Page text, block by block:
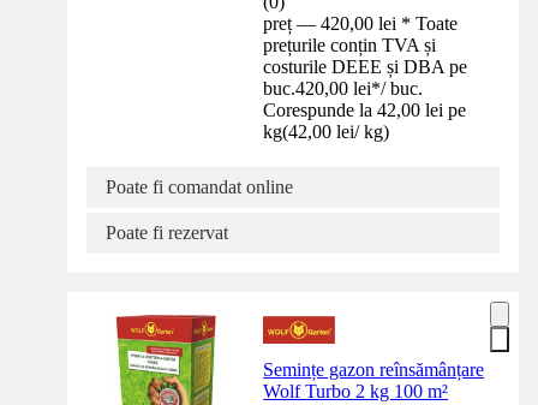
preț — 420,00 lei * Toate
prețurile conțin TVA și
costurile DEEE și DBA pe
buc.420,00 lei*/ buc.
Corespunde la 42,00 lei pe
kg(42,00 lei/ kg)
Poate fi comandat online
Poate fi rezervat
Semințe gazon reînsămânțare
Wolf Turbo 2 kg 100 m²